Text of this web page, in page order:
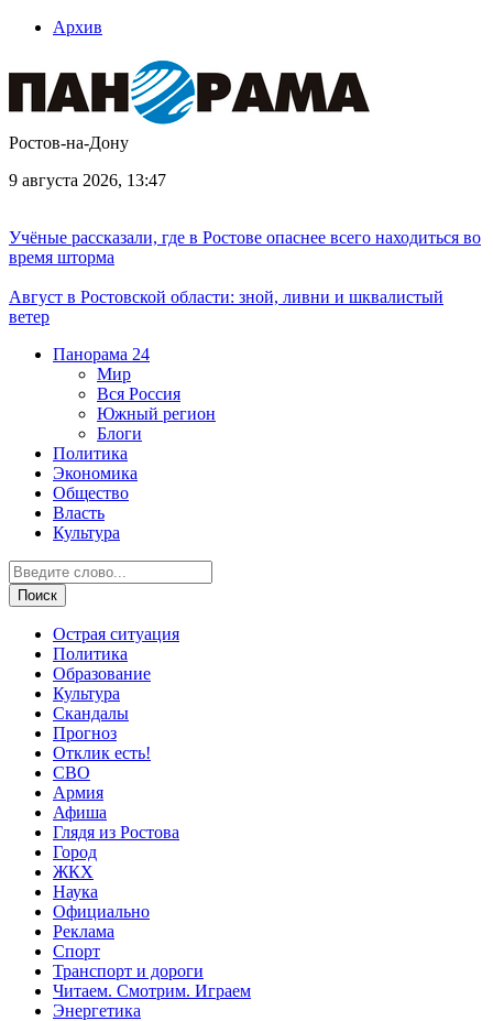
Архив
Ростов-на-Дону
9 августа 2026, 13:47
Учёные рассказали, где в Ростове опаснее всего находиться во
время шторма
Август в Ростовской области: зной, ливни и шквалистый
ветер
Панорама 24
Мир
Вся Россия
Южный регион
Блоги
Политика
Экономика
Общество
Власть
Культура
Острая ситуация
Политика
Образование
Культура
Скандалы
Прогноз
Отклик есть!
СВО
Армия
Афиша
Глядя из Ростова
Город
ЖКХ
Наука
Официально
Реклама
Спорт
Транспорт и дороги
Читаем. Смотрим. Играем
Энергетика